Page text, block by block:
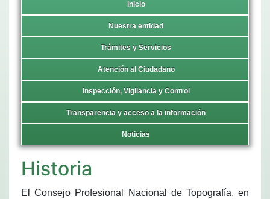
Inicio
Nuestra entidad
Trámites y Servicios
Atención al Ciudadano
Inspección, Vigilancia y Control
Transparencia y acceso a la información
Noticias
Historia
El Consejo Profesional Nacional de Topografía, en